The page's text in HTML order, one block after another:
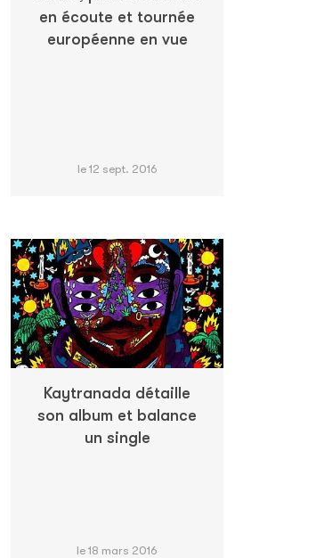
en écoute et tournée
européenne en vue
le 12 sept. 2016
Kaytranada détaille
son album et balance
un single
le 18 mars 2016